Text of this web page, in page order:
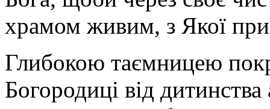
храмом живим, з Якої
Глибокою таємницею
Богородиці від